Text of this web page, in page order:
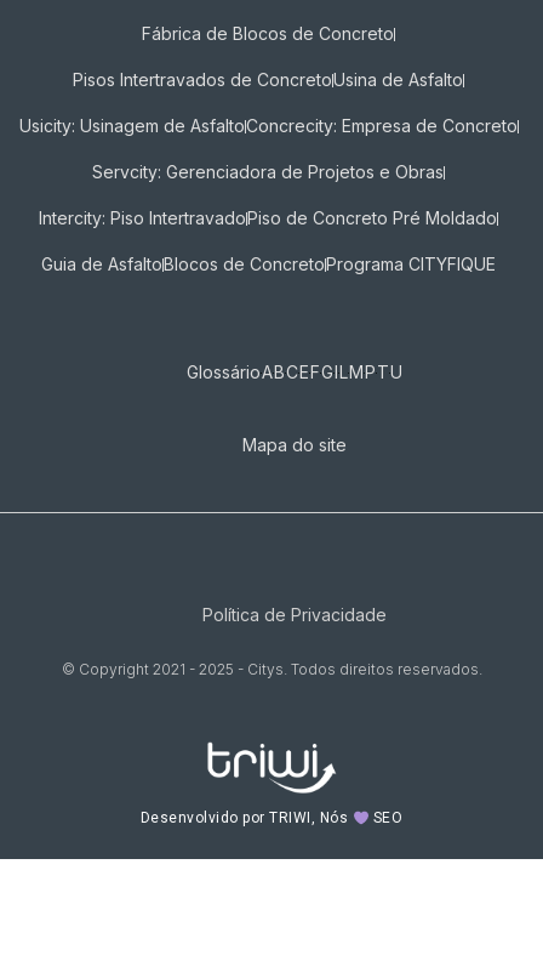
Fábrica de Blocos de Concreto
Pisos Intertravados de Concreto​Usina de Asfalto
Usicity: Usinagem de AsfaltoConcrecity: Empresa de Concreto
Servcity: Gerenciadora de Projetos e Obras
Intercity: Piso IntertravadoPiso de Concreto Pré Moldado
Guia de AsfaltoBlocos de ConcretoPrograma CITYFIQUE
GlossárioABCEFGILMPTU
Mapa do site
Política de Privacidade
© Copyright 2021 - 2025 - Citys. Todos direitos reservados.
Desenvolvido por TRIWI, Nós SEO